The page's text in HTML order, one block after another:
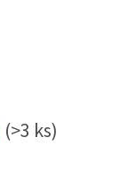
(>3 ks)